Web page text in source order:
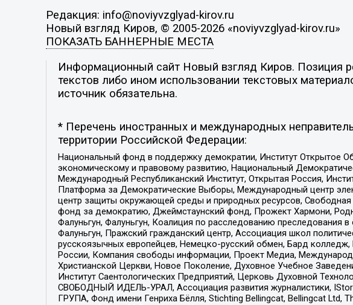
Редакция: info@noviyvzglyad-kirov.ru
Новый взгляд Киров, © 2005-2026 «noviyvzglyad-kirov.ru»
ПОКАЗАТЬ БАННЕРНЫЕ МЕСТА
Информационный сайт Новый взгляд Киров. Позиция
текстов либо ином использовании текстовых
источник обязательна.
* Перечень иностранных и международных
территории Российской Федерации:
Национальный фонд в поддержку демократии, Институт Открытое
экономическому и правовому развитию, Национальный
Международный Республиканский Институт, Открытая Россия,
Платформа за Демократические Выборы, Международный центр
центр защиты окружающей среды и природных ресурсов, Свободная
фонд за демократию, Джеймстаунский фонд, Прожект Хармони,
Фалуньгун, Фалуньгун, Коалиция по расследованию преследования
Фалуньгун, Пражский гражданский центр, Ассоциация школ
русскоязычных европейцев, Немецко-русский обмен, Бард
России, Компания свободы информации, Проект Медиа,
Христианской Церкви, Новое Поколение, Духовное Учебное
Институт Саентологических Предприятий, Церковь Духовной
СВОБОДНЫЙ ИДЕЛЬ-УРАЛ, Ассоциация развития журналистики,
ГРУПА, Фонд имени Генриха Бёлля, Stichting Bellingcat, Bellingcat Ltd,